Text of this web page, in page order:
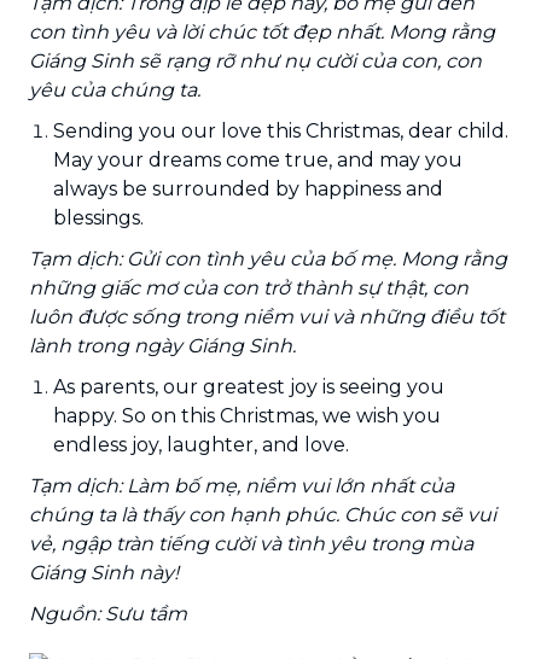
con tình yêu và lời chúc tốt đẹp nhất. Mong rằng
Giáng Sinh sẽ rạng rỡ như nụ cười của con, con
yêu của chúng ta.
Sending you our love this Christmas, dear child.
May your dreams come true, and may you
always be surrounded by happiness and
blessings.
Tạm dịch: Gửi con tình yêu của bố mẹ. Mong rằng
những giấc mơ của con trở thành sự thật, con
luôn được sống trong niềm vui và những điều tốt
lành trong ngày Giáng Sinh.
As parents, our greatest joy is seeing you
happy. So on this Christmas, we wish you
endless joy, laughter, and love.
Tạm dịch: Làm bố mẹ, niềm vui lớn nhất của
chúng ta là thấy con hạnh phúc. Chúc con sẽ vui
vẻ, ngập tràn tiếng cười và tình yêu trong mùa
Giáng Sinh này!
Nguồn: Sưu tầm